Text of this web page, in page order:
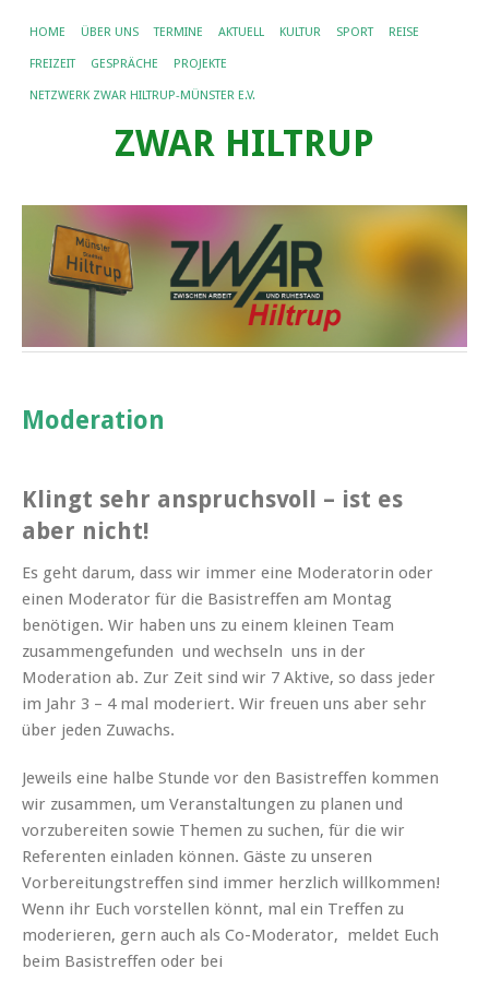
HOME ÜBER UNS TERMINE AKTUELL KULTUR SPORT REISE
FREIZEIT GESPRÄCHE PROJEKTE
NETZWERK ZWAR HILTRUP-MÜNSTER E.V.
ZWAR HILTRUP
Moderation
Klingt sehr anspruchsvoll – ist es
aber nicht!
Es geht darum, dass wir immer eine Moderatorin oder
einen Moderator für die Basistreffen am Montag
benötigen. Wir haben uns zu einem kleinen Team
zusammengefunden und wechseln uns in der
Moderation ab. Zur Zeit sind wir 7 Aktive, so dass jeder
im Jahr 3 – 4 mal moderiert. Wir freuen uns aber sehr
über jeden Zuwachs.
Jeweils eine halbe Stunde vor den Basistreffen kommen
wir zusammen, um Veranstaltungen zu planen und
vorzubereiten sowie Themen zu suchen, für die wir
Referenten einladen können. Gäste zu unseren
Vorbereitungstreffen sind immer herzlich willkommen!
Wenn ihr Euch vorstellen könnt, mal ein Treffen zu
moderieren, gern auch als Co-Moderator, meldet Euch
beim Basistreffen oder bei